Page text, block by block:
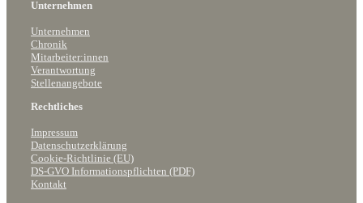
Unternehmen
Unternehmen
Chronik
Mitarbeiter:innen
Verantwortung
Stellenangebote
Rechtliches
Impressum
Datenschutzerklärung
Cookie-Richtlinie (EU)
DS-GVO Informationspflichten (PDF)
Kontakt